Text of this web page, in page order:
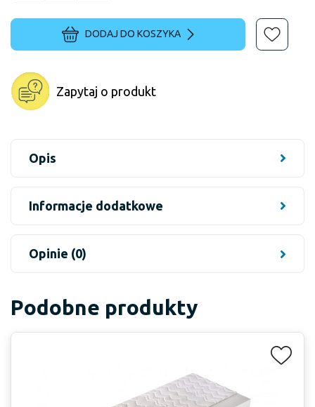
DODAJ DO KOSZYKA
Zapytaj o produkt
Opis
Informacje dodatkowe
Opinie (0)
Podobne produkty